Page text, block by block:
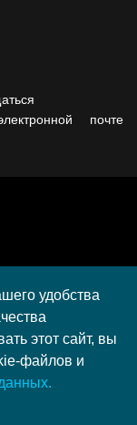
почте
социальных и
территории
году
данных
S-Media group
газеты
удобства
этот сайт, вы
файлов и